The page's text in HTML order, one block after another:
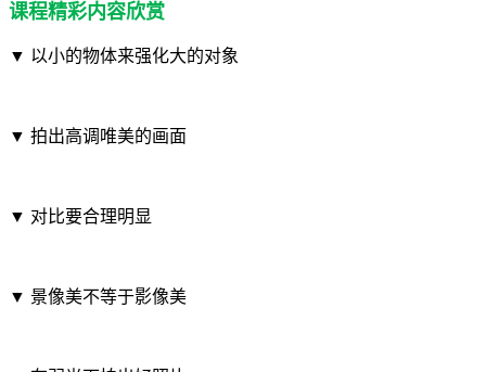
课程精彩内容欣赏
▼ 以小的物体来强化大的对象
▼ 拍出高调唯美的画面
▼ 对比要合理明显
▼ 景像美不等于影像美